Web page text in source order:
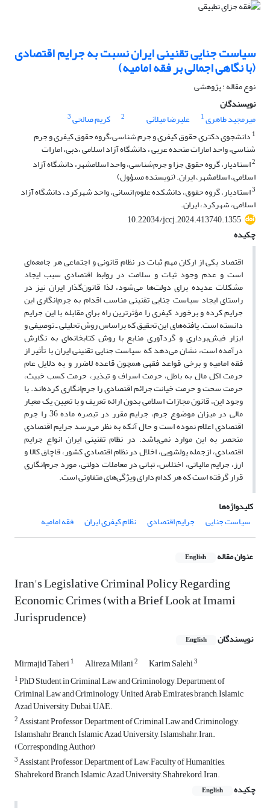
سیاست جنایی تقنینی ایران نسبت به جرایم اقتصادی
(با نگاهی اجمالی بر فقه امامیه)
نوع مقاله : پژوهشی
نویسندگان
میرمجید طاهری1 علیرضا میلانی 2 کریم صالحی3
1 دانشجوی دکتری حقوق کیفری و جرم شناسی،گروه حقوق کیفری و جرم
شناسی، واحد امارات متحده عربی ، دانشگاه آزاد اسلامی ،دبی، امارات
2استادیار، گروه حقوق جزا و جرم‌شناسی، واحد اسلامشهر، دانشگاه آزاد
اسلامی، اسلامشهر، ایران. (نویسنده مسؤول)
3استادیار، گروه حقوق، دانشکده علوم انسانی، واحد شهرکرد، دانشگاه آزاد
اسلامی، شهرکرد، ایران.
10.22034/jccj.2024.413740.1355
چکیده
اقتصاد یکی از ارکان مهم ثبات در نظام قانونی و اجتماعی هر جامعه‌ای
است و عدم وجود ثبات و سلامت در روابط اقتصادی سبب ایجاد
مشکلات عدیده برای دولت‌ها می‌شود، لذا قانون‌گذار ایران نیز در
راستای ایجاد سیاست جنایی تقنینی مناسب اقدام به جرم‌انگاری این
جرایم کرده و برخورد کیفری را مؤثرترین راه برای مقابله با این جرایم
دانسته است. یافته‌های این تحقیق که براساس روش تحلیلی ـ توصیفی و
ابزار فیش‌برداری و گردآوری منابع با روش کتابخانه‌ای به نگارش
درآمده است، نشان می‌دهد که سیاست جنایی تقنینی ایران با تأثیر از
فقه امامیه و برخی قواعد فقهی همچون قاعده لاضرر و به دلایل عام
حرمت اکل مال به باطل، حرمت اسراف و تبذیر، حرمت کسب خبیث،
حرمت سحت و حرمت خیانت جرائم اقتصادی را جرم‌انگاری کرده‌اند. با
وجود این، قانون مجازات اسلامی بدون ارائه تعریف و با تعیین یک معیار
مالی در میزان موضوع جرم، جرایم مقرر در تبصره ماده 36 را جرم
اقتصادی اعلام نموده است و حال آنکه به نظر می‌رسد جرایم اقتصادی
منحصر به این موارد نمی‌باشد. در نظام تقنینی ایران انواع جرایم
اقتصادی، ازجمله پولشویی، اخلال در نظام اقتصادی کشور، قاچاق کالا و
ارز، جرایم مالیاتی، اختلاس، تبانی در معاملات دولتی، مورد جرم‌انگاری
قرار گرفته است که هر کدام دارای ویژگی‌های متفاوتی است.
کلیدواژه‌ها
سیاست جنایی
جرایم اقتصادی نظام کیفری ایران فقه امامیه
عنوان مقاله English
Iran's Legislative Criminal Policy Regarding
Economic Crimes (with a Brief Look at Imami
Jurisprudence)
نویسندگان English
Mirmajid Taheri1 Alireza Milani2 Karim Salehi3
1PhD Student in Criminal Law and Criminology, Department of
Criminal Law and Criminology, United Arab Emirates branch, Islamic
Azad University, Dubai, UAE.
2Assistant Professor, Department of Criminal Law and Criminology,
Islamshahr Branch, Islamic Azad University, Islamshahr, Iran.
(Corresponding Author)
3Assistant Professor, Department of Law, Faculty of Humanities,
Shahrekord Branch, Islamic Azad University, Shahrekord, Iran.
چکیده
English